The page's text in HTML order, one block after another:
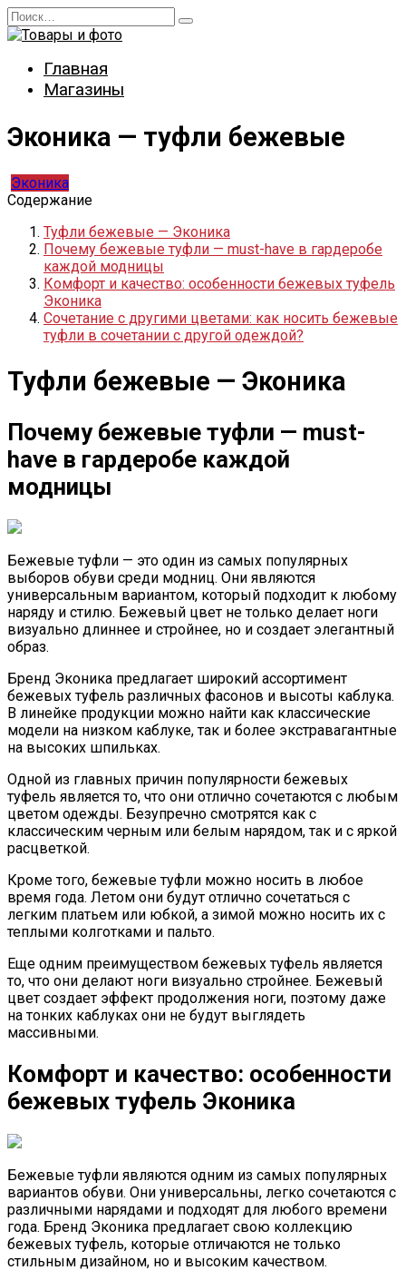
Перейти
к
Search
for:
Главная
Магазины
Эконика — туфли бежевые
Эконика
Содержание
Туфли бежевые — Эконика
Почему бежевые туфли — must-have в гардеробе
каждой модницы
Комфорт и качество: особенности бежевых туфель
Эконика
Сочетание с другими цветами: как носить бежевые
туфли в сочетании с другой одеждой?
Туфли бежевые — Эконика
Почему бежевые туфли — must-
have в гардеробе каждой
модницы
Бежевые туфли — это один из самых популярных
выборов обуви среди модниц. Они являются
универсальным вариантом, который подходит к любому
наряду и стилю. Бежевый цвет не только делает ноги
визуально длиннее и стройнее, но и создает элегантный
образ.
Бренд Эконика предлагает широкий ассортимент
бежевых туфель различных фасонов и высоты каблука.
В линейке продукции можно найти как классические
модели на низком каблуке, так и более экстравагантные
на высоких шпильках.
Одной из главных причин популярности бежевых
туфель является то, что они отлично сочетаются с любым
цветом одежды. Безупречно смотрятся как с
классическим черным или белым нарядом, так и с яркой
расцветкой.
Кроме того, бежевые туфли можно носить в любое
время года. Летом они будут отлично сочетаться с
легким платьем или юбкой, а зимой можно носить их с
теплыми колготками и пальто.
Еще одним преимуществом бежевых туфель является
то, что они делают ноги визуально стройнее. Бежевый
цвет создает эффект продолжения ноги, поэтому даже
на тонких каблуках они не будут выглядеть
массивными.
Комфорт и качество: особенности
бежевых туфель Эконика
Бежевые туфли являются одним из самых популярных
вариантов обуви. Они универсальны, легко сочетаются с
различными нарядами и подходят для любого времени
года. Бренд Эконика предлагает свою коллекцию
бежевых туфель, которые отличаются не только
стильным дизайном, но и высоким качеством.